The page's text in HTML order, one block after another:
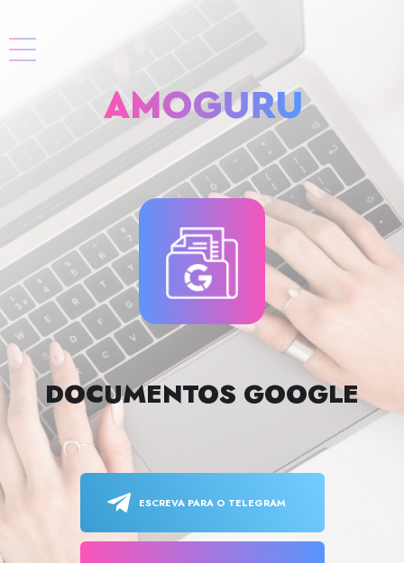
DOCUMENTOS GOOGLE
ESCREVA PARA O TELEGRAM